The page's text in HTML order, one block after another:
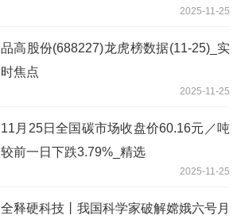
2025-11-25
品高股份(688227)龙虎榜数据(11-25)_实
时焦点
2025-11-25
11月25日全国碳市场收盘价60.16元／吨
较前一日下跌3.79%_精选
2025-11-25
全释硬科技丨我国科学家破解嫦娥六号月